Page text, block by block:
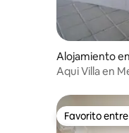
Alojamiento
Aqui Villa en
Favorito
Favorito